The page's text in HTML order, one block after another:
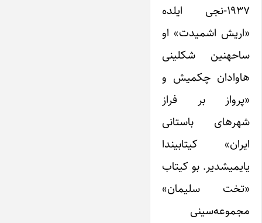
۱۹۳۷-نجی ایلده
«اریش اشمیدت» او
ساحهنین شکلینی
هاوادان چکمیش و
«پرواز بر فراز
شهرهاى باستانى
ایران» کیتابیندا
یایمیشدیر. بو کیتاب
«تخت سلیمان»
مجموعه‌سینی